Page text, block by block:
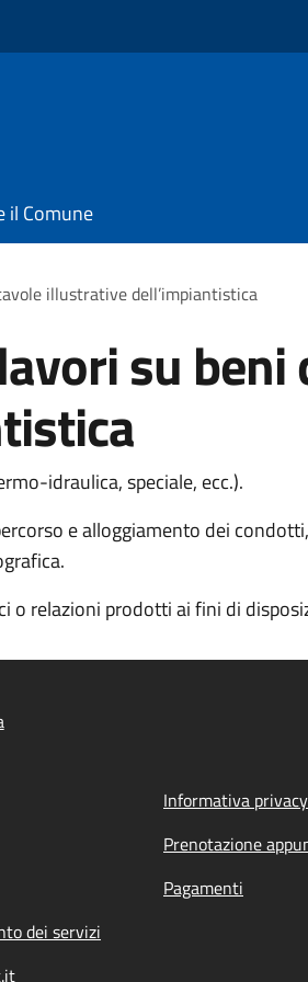
il Comune
illustrative dell’impiantistica
su
idraulica, speciale, ecc.).
e alloggiamento dei
relazioni prodotti ai fini di
Informativa privacy
Prenotazione
Pagamenti
dei servizi